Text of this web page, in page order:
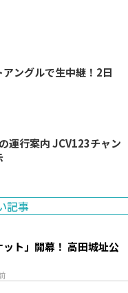
ングルで生中継！2日
JCV123チャン
記事
ット」開幕！ 高田城址公